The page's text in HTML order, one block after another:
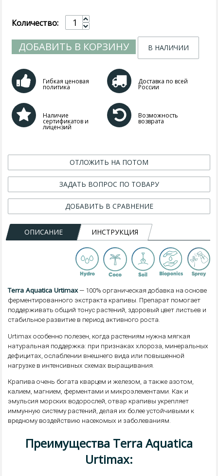
Количество:
ДОБАВИТЬ В КОРЗИНУ В НАЛИЧИИ
Гибкая ценовая
политика
Доставка по всей
России
Наличие
сертификатов и
лицензий
Возможность
возврата
ОТЛОЖИТЬ НА ПОТОМ
ЗАДАТЬ ВОПРОС ПО ТОВАРУ
ДОБАВИТЬ В СРАВНЕНИЕ
ОПИСАНИЕ ИНСТРУКЦИЯ
Terra Aquatica Urtimax— 100% органическая добавка на основе
ферментированного экстракта крапивы. Препарат помогает
поддерживать общий тонус растений, здоровый цвет листьев и
стабильное развитие в период активного роста.
Urtimax особенно полезен, когда растениям нужна мягкая
натуральная поддержка: при признаках хлороза, минеральных
дефицитах, ослаблении внешнего вида или повышенной
нагрузке в интенсивных схемах выращивания.
Крапива очень богата кварцем и железом, а также азотом,
калием, магнием, ферментами и микроэлементами. Как и
эмульсия морских водорослей, отвар крапивы укрепляет
иммунную систему растений, делая их более устойчивыми к
вредному воздействию насекомых и заболеваниям.
Преимущества Terra Aquatica
Urtimax: